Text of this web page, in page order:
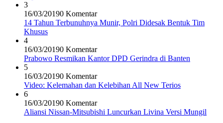
3
16/03/20190 Komentar
14 Tahun Terbunuhnya Munir, Polri Didesak Bentuk Tim
Khusus
4
16/03/20190 Komentar
Prabowo Resmikan Kantor DPD Gerindra di Banten
5
16/03/20190 Komentar
Video: Kelemahan dan Kelebihan All New Terios
6
16/03/20190 Komentar
Aliansi Nissan-Mitsubishi Luncurkan Livina Versi Mungil